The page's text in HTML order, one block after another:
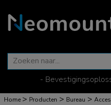
-
Home > Producten > Bureau >